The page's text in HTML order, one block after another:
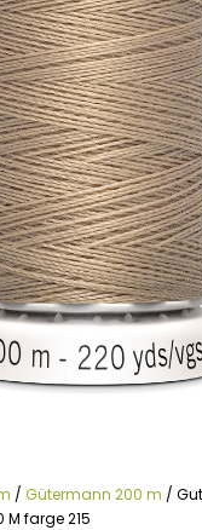
/ Gütermann 200 m /
farge 215